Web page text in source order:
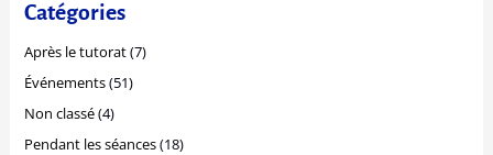
e
c
h
e
r
Catégories
Après le tutorat(7)
Événements(51)
Non classé(4)
Pendant les séances(18)
é